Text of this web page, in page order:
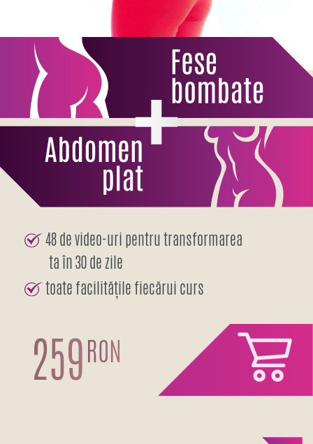
48 de video-uri pentru transformarea
ta în 30 de zile
toate facilitățile fiecărui curs
259RON